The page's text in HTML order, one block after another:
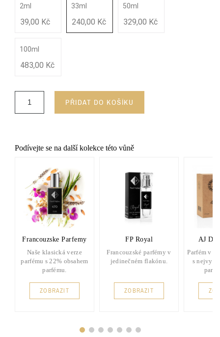
2ml
39,00 Kč
33ml
240,00 Kč
50ml
329,00 Kč
100ml
483,00 Kč
PŘIDAT DO KOŠÍKU
Podívejte se na další kolekce této vůně
Francouzske Parfemy
Naše klasická verze
parfému s 22% obsahem
parfému.
ZOBRAZIT
FP Royal
Francouzské parfémy v
jedinečném flakónu.
ZOBRAZIT
AJ
Parfém v
s